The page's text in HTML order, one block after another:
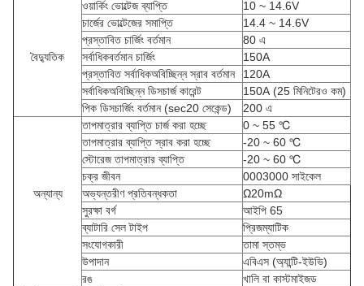
বৈদ্যুতিক
ওয়ার্কিং ভোল্টেজ ব্যাপ্তি
10 ~ 14.6V
চার্জের ভোল্টেজের সমাপ্তি
14.4 ~ 14.6V
প্রস্তাবিত চার্জিং বর্তমান
80 এ
সর্বাধিকবর্তমান চার্জিং
150A
প্রস্তাবিত সর্বাধিকঅবিচ্ছিন্ন স্রাব বর্তমান
120A
সর্বাধিকঅবিচ্ছিন্ন ডিসচার্জ কারেন্ট
150A (25 মিনিটেরও কম)
পিক ডিসচার্জিং বর্তমান (sec20 সেকেন্ড)
200 এ
অন্যান্য
তাপমাত্রার ব্যাপ্তি চার্জ করা হচ্ছে
0 ~ 55 ℃
তাপমাত্রার ব্যাপ্তি স্রাব করা হচ্ছে
-20 ~ 60 ℃
স্টোরেজ তাপমাত্রার ব্যাপ্তি
-20 ~ 60 ℃
চক্র জীবন
0003000 সাইকেল
অভ্যন্তরীণ প্রতিবন্ধকতা
Ω20mΩ
সুরক্ষা বর্গ
আইপি 65
ব্যাটারি সেল টাইপ
প্রিজম্যাটিক
সংযোগকারী
তামা স্তম্ভ
উপাদান
এবিএস (অ্যান্টি-ইউভি)
রঙ
খালি বা কাস্টমাইজড